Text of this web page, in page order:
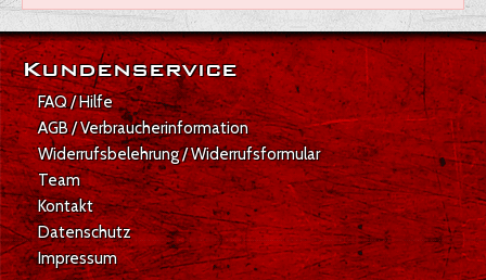
DE|EN
Anmelden
Kundenservice
FAQ / Hilfe
AGB / Verbraucherinformation
Widerrufsbelehrung / Widerrufsformular
Team
Kontakt
Datenschutz
Impressum